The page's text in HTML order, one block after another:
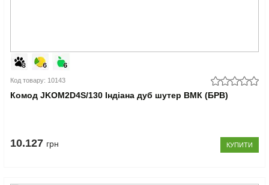
Код товару: 10143
Комод JKOM2D4S/130 Індіана дуб шутер ВМК (БРВ)
10.127 грн КУПИТИ